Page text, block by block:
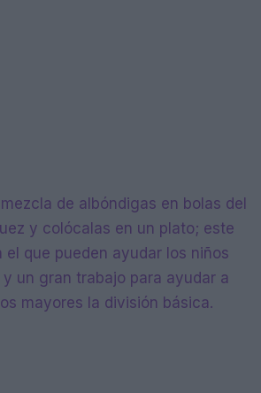
de albóndigas en bolas del
y colócalas en un plato; este
el que pueden ayudar los niños
un gran trabajo para ayudar a
mayores la división básica.